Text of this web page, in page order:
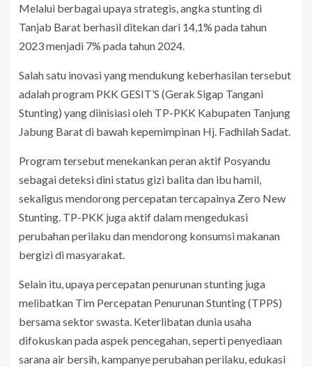
Melalui berbagai upaya strategis, angka stunting di
Tanjab Barat berhasil ditekan dari 14,1% pada tahun
2023 menjadi 7% pada tahun 2024.
Salah satu inovasi yang mendukung keberhasilan tersebut
adalah program PKK GESIT’S (Gerak Sigap Tangani
Stunting) yang diinisiasi oleh TP-PKK Kabupaten Tanjung
Jabung Barat di bawah kepemimpinan Hj. Fadhilah Sadat.
Program tersebut menekankan peran aktif Posyandu
sebagai deteksi dini status gizi balita dan ibu hamil,
sekaligus mendorong percepatan tercapainya Zero New
Stunting. TP-PKK juga aktif dalam mengedukasi
perubahan perilaku dan mendorong konsumsi makanan
bergizi di masyarakat.
Selain itu, upaya percepatan penurunan stunting juga
melibatkan Tim Percepatan Penurunan Stunting (TPPS)
bersama sektor swasta. Keterlibatan dunia usaha
difokuskan pada aspek pencegahan, seperti penyediaan
sarana air bersih, kampanye perubahan perilaku, edukasi